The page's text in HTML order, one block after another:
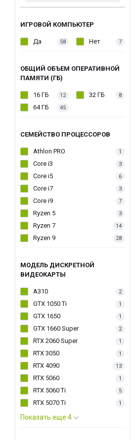
ИГРОВОЙ КОМПЬЮТЕР
Да 58 Нет 7
ОБЩИЙ ОБЪЕМ ОПЕРАТИВНОЙ
ПАМЯТИ (ГБ)
16 ГБ 12 32 ГБ 8
64 ГБ 45
СЕМЕЙСТВО ПРОЦЕССОРОВ
Athlon PRO 1
Core i3 3
Core i5 6
Core i7 3
Core i9 7
Ryzen 5 3
Ryzen 7 14
Ryzen 9 28
МОДЕЛЬ ДИСКРЕТНОЙ
ВИДЕОКАРТЫ
A310 2
GTX 1050 Ti 1
GTX 1650 1
GTX 1660 Super 2
RTX 2060 Super 1
RTX 3050 1
RTX 4090 13
RTX 5060 1
RTX 5060 Ti 5
RTX 5070 Ti 1
Показать еще 4